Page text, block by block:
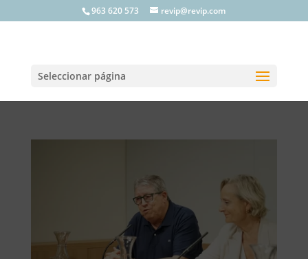
963 620 573 revip@revip.com
Seleccionar página